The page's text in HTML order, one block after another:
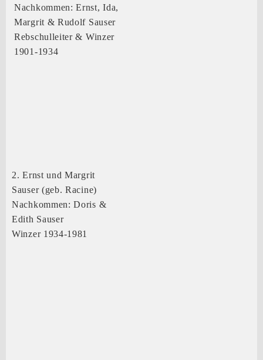
Nachkommen: Ernst, Ida,
Margrit & Rudolf Sauser
Rebschulleiter & Winzer
1901-1934
2. Ernst und Margrit
Sauser (geb. Racine)
Nachkommen: Doris &
Edith Sauser
Winzer 1934-1981